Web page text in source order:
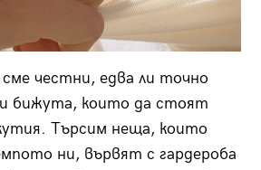
честни, едва ли точно
бижута, които да стоят
Търсим неща, които
ни, вървят с гардероба